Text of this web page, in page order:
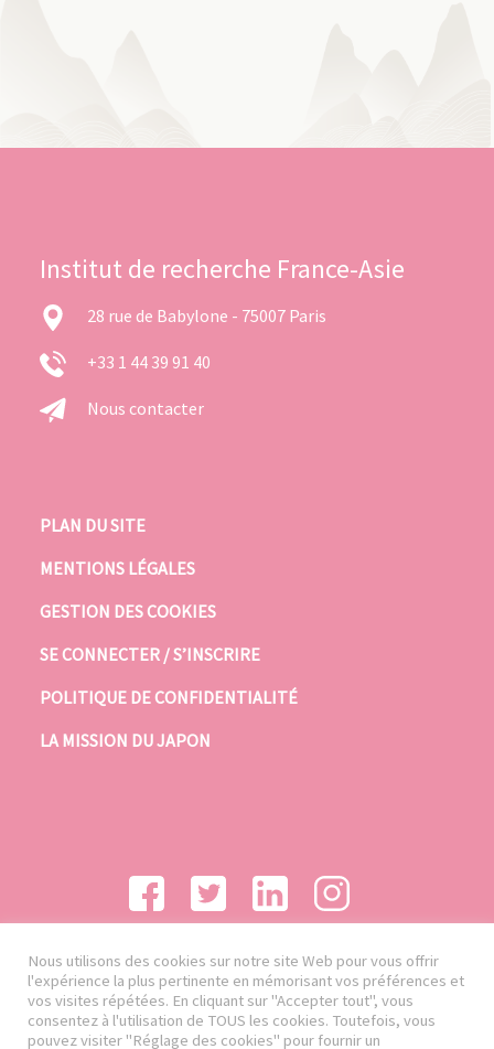
Institut de recherche France-Asie
28 rue de Babylone - 75007 Paris
+33 1 44 39 91 40
Nous contacter
PLAN DU SITE
MENTIONS LÉGALES
GESTION DES COOKIES
SE CONNECTER / S’INSCRIRE
POLITIQUE DE CONFIDENTIALITÉ
LA MISSION DU JAPON
Nous utilisons des cookies sur notre site Web pour vous offrir
l'expérience la plus pertinente en mémorisant vos préférences et
vos visites répétées. En cliquant sur "Accepter tout", vous
consentez à l'utilisation de TOUS les cookies. Toutefois, vous
pouvez visiter "Réglage des cookies" pour fournir un